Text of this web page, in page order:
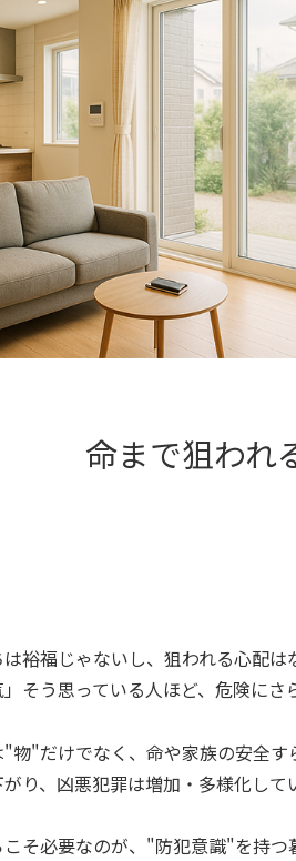
命まで狙われ
は裕福じゃないし、狙われる心配
そう思っている人ほど、危険にさ
物"だけでなく、命や家族の安全す
り、凶悪犯罪は増加・多様化して
こそ必要なのが、"防犯意識"を持